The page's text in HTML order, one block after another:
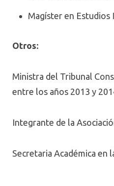
Magíster en Estudios
Otros:
Ministra del Tribunal
entre los años 2013 y
Integrante de la
Secretaria Académica en